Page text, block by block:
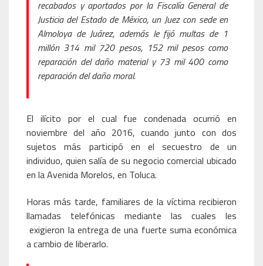
recabados y aportados por la Fiscalía General de
Justicia del Estado de México, un Juez con sede en
Almoloya de Juárez, además le fijó multas de 1
millón 314 mil 720 pesos, 152 mil pesos como
reparación del daño material y 73 mil 400 como
reparación del daño moral.
El ilícito por el cual fue condenada ocurrió en
noviembre del año 2016, cuando junto con dos
sujetos más participó en el secuestro de un
individuo, quien salía de su negocio comercial ubicado
en la Avenida Morelos, en Toluca.
Horas más tarde, familiares de la víctima recibieron
llamadas telefónicas mediante las cuales les
exigieron la entrega de una fuerte suma económica
a cambio de liberarlo.